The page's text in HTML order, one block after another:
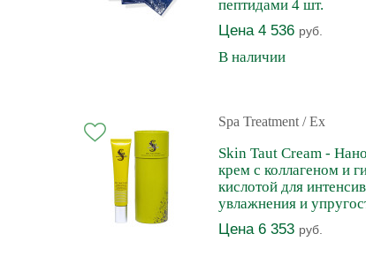
пептидами 4 шт.
Цена 4 536 руб.
В наличии
Spa Treatment / Ex
Skin Taut Cream -
крем с коллагеном и
кислотой для
увлажнения и
Цена 6 353 руб.